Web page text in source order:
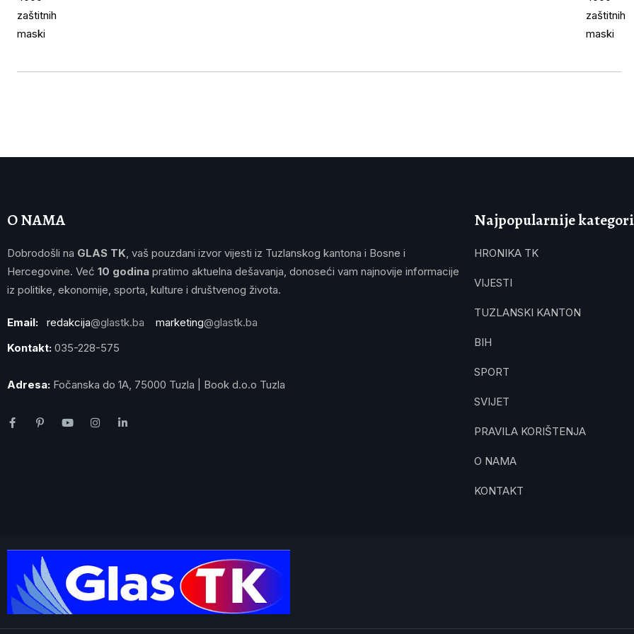
O NAMA
Dobrodošli na GLAS TK, vaš pouzdani izvor vijesti iz Tuzlanskog kantona i Bosne i
Hercegovine. Već 10 godina pratimo aktuelna dešavanja, donoseći vam najnovije informacije
iz politike, ekonomije, sporta, kulture i društvenog života.
Email: redakcija@glastk.ba marketing@glastk.ba
Kontakt: 035-228-575
Adresa: Fočanska do 1A, 75000 Tuzla | Book d.o.o Tuzla
Najpopularnije
HRONIKA TK
VIJESTI
TUZLANSKI KANTON
BIH
SPORT
SVIJET
PRAVILA KORIŠTENJA
O NAMA
KONTAKT